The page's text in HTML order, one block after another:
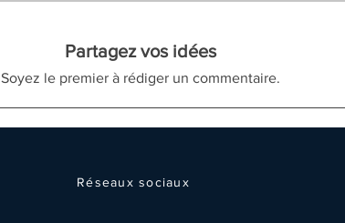
Partagez vos idées
Soyez le premier à rédiger un commentaire.
Réseaux sociaux